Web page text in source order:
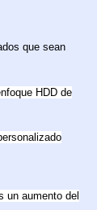
que sean
HDD de
un aumento del